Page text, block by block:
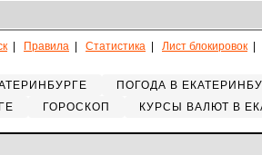
Правила Статистика Лист блокировок
ПОГОДА В
ГОРОСКОП КУРСЫ ВАЛЮТ В